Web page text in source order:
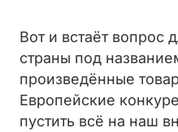
Вот и встаёт вопрос
страны под
произведённые
Европейские
пустить всё на наш